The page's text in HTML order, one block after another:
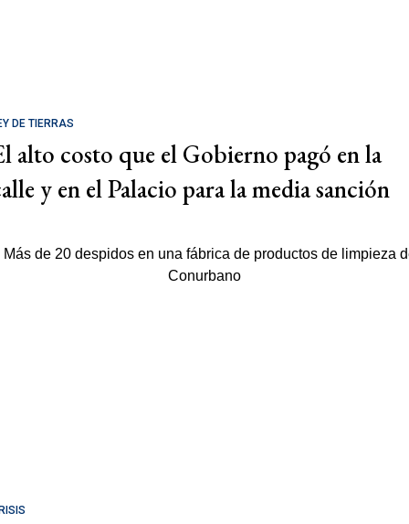
DE TIERRAS
alto costo que el Gobierno pagó en la
y en el Palacio para la media sanción